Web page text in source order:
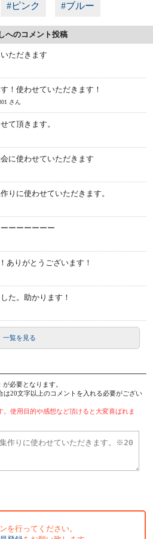
#ピンク #ブルー
へのコメント投稿
ただきます
！使わせていただきます！
さん
て頂きます。
に使わせていただきます
りに使わせていただきます。
ーーーーーー
ありがとうございます！
た。助かります！
一覧を見る
が必要となります。
20文字以上のコメントを入れる必要がござい
。使用目的や感想など頂けると大変喜ばれま
を行ってください。